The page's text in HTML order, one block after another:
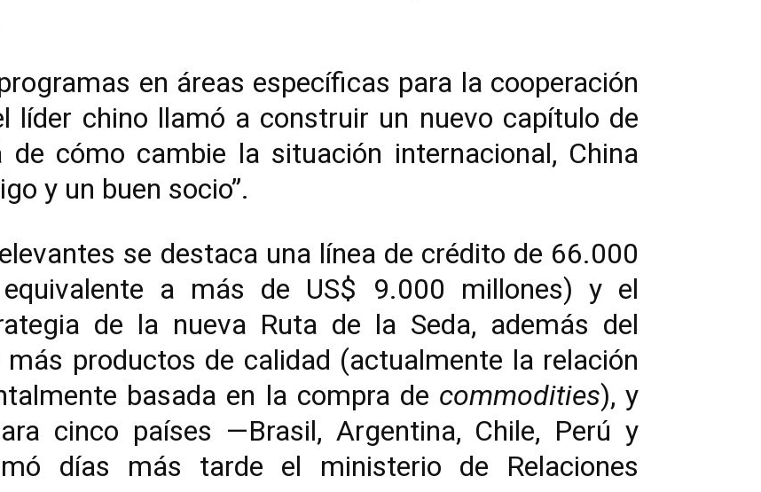
en áreas específicas para la cooperación
líder chino llamó a construir un nuevo capítulo de
de cómo cambie la situación internacional, China
y un buen socio”.
se destaca una línea de crédito de 66.000
a más de US$ 9.000 millones) y el
de la nueva Ruta de la Seda, además del
productos de calidad (actualmente la relación
basada en la compra de commodities), y
cinco países —Brasil, Argentina, Chile, Perú y
días más tarde el ministerio de Relaciones